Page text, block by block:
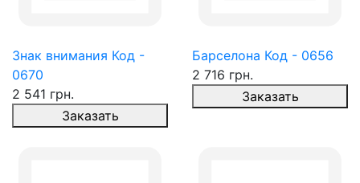
Знак внимания Код -
0670
2 541 грн.
Заказать
Барселона Код - 0656
2 716 грн.
Заказать